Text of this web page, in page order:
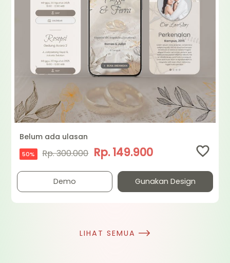
Belum ada ulasan
50% Rp. 300.000 Rp. 149.900
Demo Gunakan Design
LIHAT SEMUA